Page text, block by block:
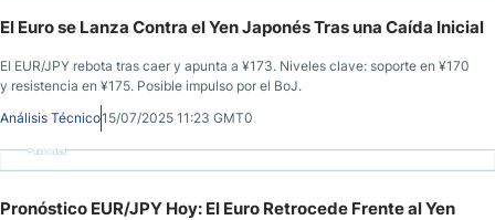
El Euro se Lanza Contra el Yen Japonés Tras una Caída Inicial
El EUR/JPY rebota tras caer y apunta a ¥173. Niveles clave: soporte en ¥170
y resistencia en ¥175. Posible impulso por el BoJ.
Análisis Técnico15/07/2025 11:23 GMT0
Publicidad
Pronóstico EUR/JPY Hoy: El Euro Retrocede Frente al Yen